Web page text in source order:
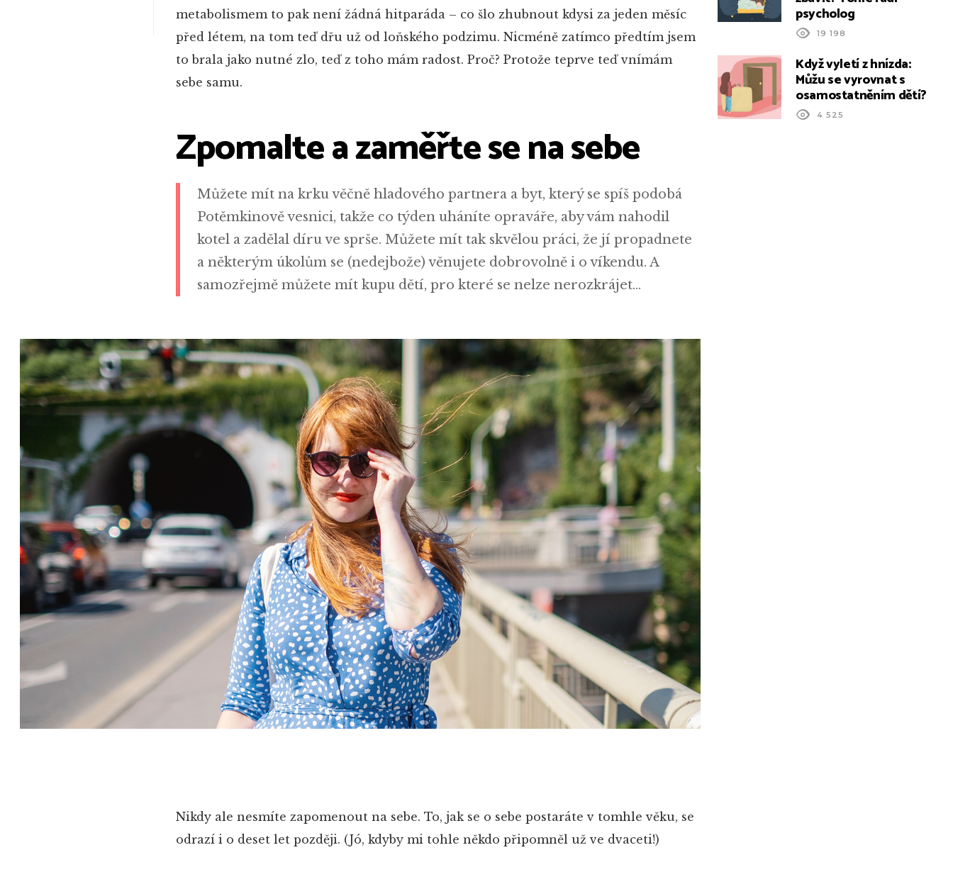
metabolismem to pak není žádná hitparáda – co šlo zhubnout kdysi za jeden měsíc
před létem, na tom teď dřu už od loňského podzimu. Nicméně zatímco předtím jsem
to brala jako nutné zlo, teď z toho mám radost. Proč? Protože teprve teď vnímám
sebe samu.
Zpomalte a zaměřte se na sebe
Můžete mít na krku věčně hladového partnera a byt, který se spíš podobá
Potěmkinově vesnici, takže co týden uháníte opraváře, aby vám nahodil
kotel a zadělal díru ve sprše. Můžete mít tak skvělou práci, že jí propadnete
a některým úkolům se (nedejbože) věnujete dobrovolně i o víkendu. A
samozřejmě můžete mít kupu dětí, pro které se nelze nerozkrájet…
Nikdy ale nesmíte zapomenout na sebe. To, jak se o sebe postaráte v tomhle věku, se
odrazí i o deset let později. (Jó, kdyby mi tohle někdo připomněl už ve dvaceti!)
psycholog
19 198
Když vyletí z hnízda:
Můžu se vyrovnat s
osamostatněním dětí?
4 525